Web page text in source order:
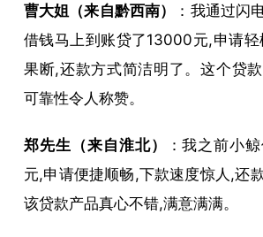
曹大姐（来自黔西南）
：我通过闪
借钱马上到账贷了13000元,申请
果断,还款方式简洁明了。这个贷
可靠性令人称赞。
郑先生（来自淮北）
：我之前小
元,申请便捷顺畅,下款速度惊人,还
该贷款产品真心不错,满意满满。